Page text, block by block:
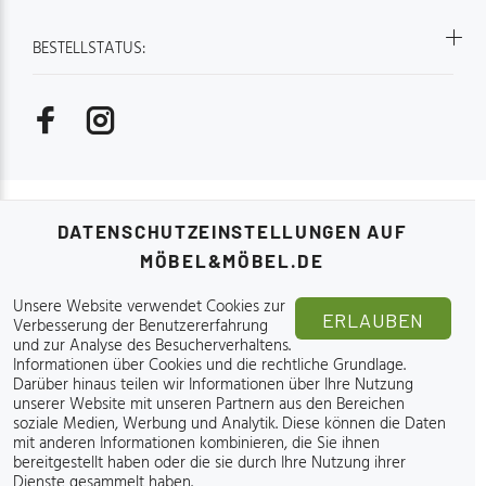
DATENSCHUTZEINSTELLUNGEN AUF
MÖBEL&MÖBEL.DE
ERLAUBEN
Unsere Website verwendet Cookies zur
Verbesserung der Benutzererfahrung
und zur Analyse des Besucherverhaltens.
Informationen über Cookies und die rechtliche Grundlage.
Darüber hinaus teilen wir Informationen über Ihre Nutzung
unserer Website mit unseren Partnern aus den Bereichen
soziale Medien, Werbung und Analytik. Diese können die Daten
mit anderen Informationen kombinieren, die Sie ihnen
bereitgestellt haben oder die sie durch Ihre Nutzung ihrer
BESTELLSTATUS:
Online-Möbelgeschäft - Möbel&Möbel.de 2015-2026.
OBEN